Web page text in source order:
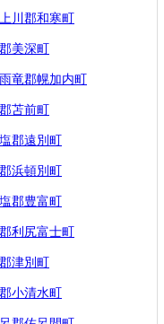
上川郡和寒町
美深町
雨竜郡幌加内町
苫前町
郡遠別町
浜頓別町
郡豊富町
利尻富士町
津別町
小清水町